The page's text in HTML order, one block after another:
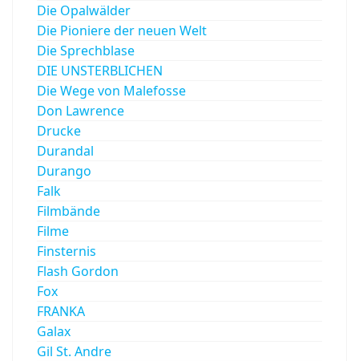
Die Opalwälder
Die Pioniere der neuen Welt
Die Sprechblase
DIE UNSTERBLICHEN
Die Wege von Malefosse
Don Lawrence
Drucke
Durandal
Durango
Falk
Filmbände
Filme
Finsternis
Flash Gordon
Fox
FRANKA
Galax
Gil St. Andre